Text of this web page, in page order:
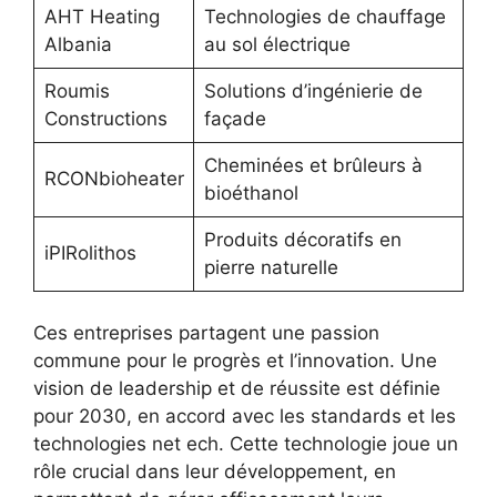
AHT Heating
Albania
Technologies de chauffage
au sol électrique
Roumis
Constructions
Solutions d’ingénierie de
façade
RCONbioheater
Cheminées et brûleurs à
bioéthanol
iPIRolithos
Produits décoratifs en
pierre naturelle
Ces entreprises partagent une passion
commune pour le progrès et l’innovation. Une
vision de leadership et de réussite est définie
pour 2030, en accord avec les standards et les
technologies net ech. Cette technologie joue un
rôle crucial dans leur développement, en